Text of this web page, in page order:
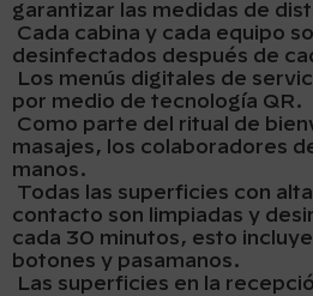
garantizar las medidas de
Cada cabina y cada equipo
desinfectados después de
Los menús digitales de
por medio de tecnología QR.
Como parte del ritual de
masajes, los colaboradores
manos.
Todas las superficies con
contacto son limpiadas y
cada 30 minutos, esto
botones y pasamanos.
Las superficies en la